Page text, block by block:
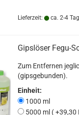
Lieferzeit: ca. 2-4
Gipslöser Fegu-
Zum Entfernen
(gipsgebunden).
Einheit:
1000 ml
5000 ml ( +39,30